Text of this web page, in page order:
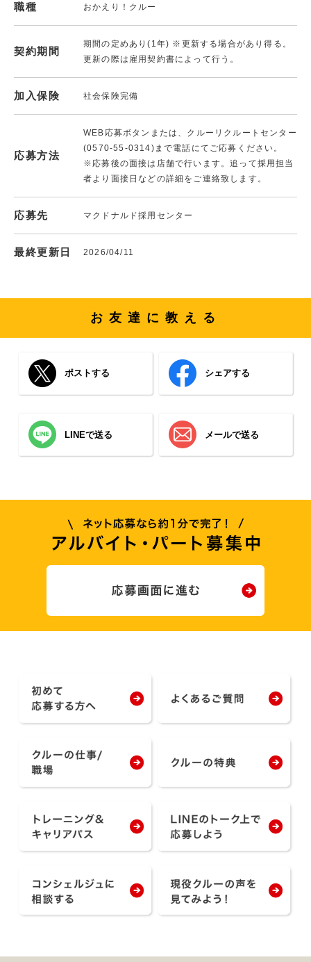
職種 おかえり！クルー
契約期間
期間の定めあり(1年) ※更新する場合があり得る。
更新の際は雇用契約書によって行う。
加入保険 社会保険完備
応募方法
WEB応募ボタンまたは、クルーリクルートセンター
(0570-55-0314)まで電話にてご応募ください。
※応募後の面接は店舗で行います。追って採用担当
者より面接日などの詳細をご連絡致します。
応募先 マクドナルド採用センター
最終更新日 2026/04/11
お友達に教える
ポストする シェアする
LINEで送る メールで送る